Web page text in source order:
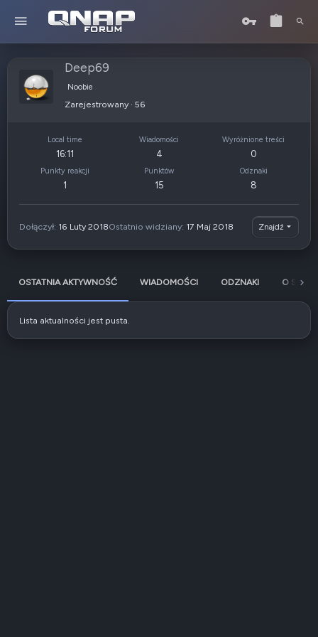
Deep69
Noobie
Zarejestrowany · 56
Local time
16:11
Wiadomości
4
Wyróżnione treści
0
Punkty reakcji
1
Punktów
15
Odznaki
8
Dołączył 16 Luty 2018Ostatnio widziany 17 Maj 2018 Znajdź
OSTATNIA AKTYWNOŚĆ WIADOMOŚCI ODZNAKI O SOBIE
Lista aktualności jest pusta.